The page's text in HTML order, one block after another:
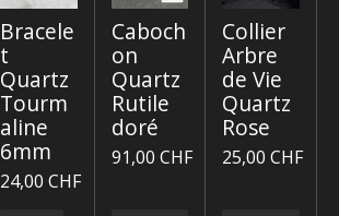
Bracele
t
Quartz
Tourm
aline
6mm
24,00 CHF
Caboch
on
Quartz
Rutile
doré
91,00 CHF
Collier
Arbre
de Vie
Quartz
Rose
25,00 CHF